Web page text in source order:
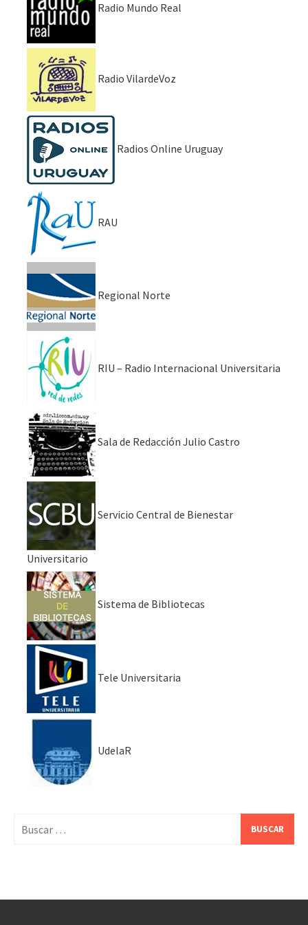
Radio Mundo Real
Radio VilardeVoz
Radios Online Uruguay
RAU
Regional Norte
RIU – Radio Internacional Universitaria
Sala de Redacción Julio Castro
Servicio Central de Bienestar
Universitario
Sistema de Bibliotecas
Tele Universitaria
UdelaR